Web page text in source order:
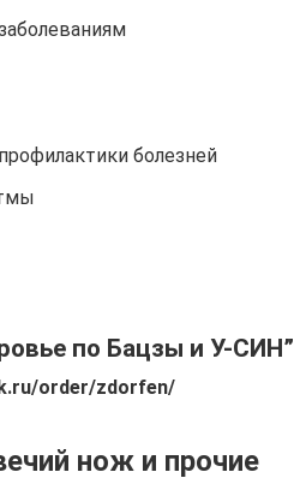
болезней
по Бацзы и У-СИН”
order/zdorfen/
нож и прочие